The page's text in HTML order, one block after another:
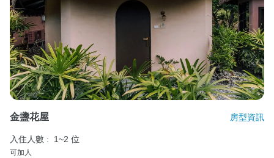
金盞花屋 房型資訊
入住人數 : 1~2 位
可加人